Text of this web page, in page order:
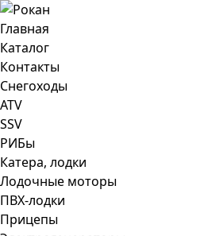
Главная
Каталог
Контакты
Снегоходы
ATV
SSV
РИБы
Катера, лодки
Лодочные моторы
ПВХ-лодки
Прицепы